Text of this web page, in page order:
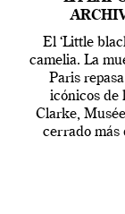
El ‘Little
camelia. La
Paris
icónicos
Clarke,
cerrado más